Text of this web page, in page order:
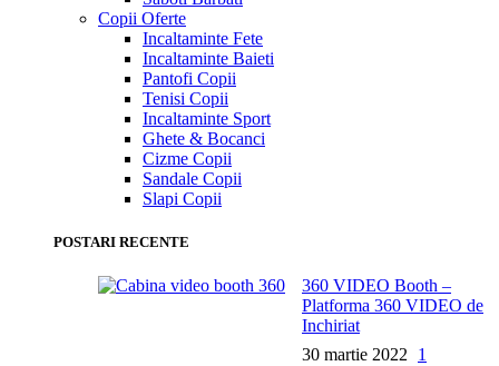
Copii Oferte
Incaltaminte Fete
Incaltaminte Baieti
Pantofi Copii
Tenisi Copii
Incaltaminte Sport
Ghete & Bocanci
Cizme Copii
Sandale Copii
Slapi Copii
POSTARI RECENTE
360 VIDEO Booth –
Platforma 360 VIDEO de
Inchiriat
30 martie 2022 1